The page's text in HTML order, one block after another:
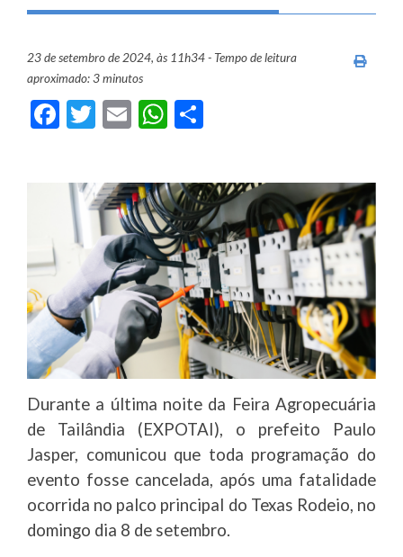
23 de setembro de 2024, às 11h34 - Tempo de leitura
aproximado: 3 minutos
Facebook
Twitter
EmailWhatsApp
Durante a última noite da Feira Agropecuária
de Tailândia (EXPOTAI), o prefeito Paulo
Jasper, comunicou que toda programação do
evento fosse cancelada, após uma fatalidade
ocorrida no palco principal do Texas Rodeio, no
domingo dia 8 de setembro.